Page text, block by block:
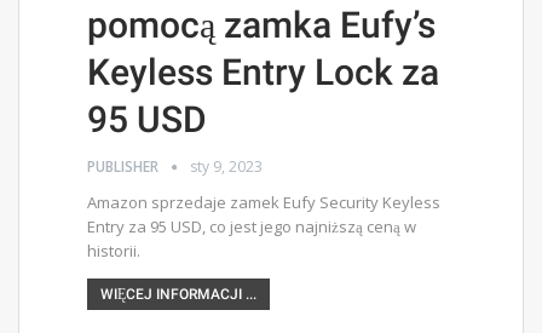
pomocą zamka Eufy’s
Keyless Entry Lock za
95 USD
PUBLISHER sty 9, 2023
Amazon sprzedaje zamek Eufy Security Keyless
Entry za 95 USD, co jest jego najniższą ceną w
historii.
WIĘCEJ INFORMACJI ...